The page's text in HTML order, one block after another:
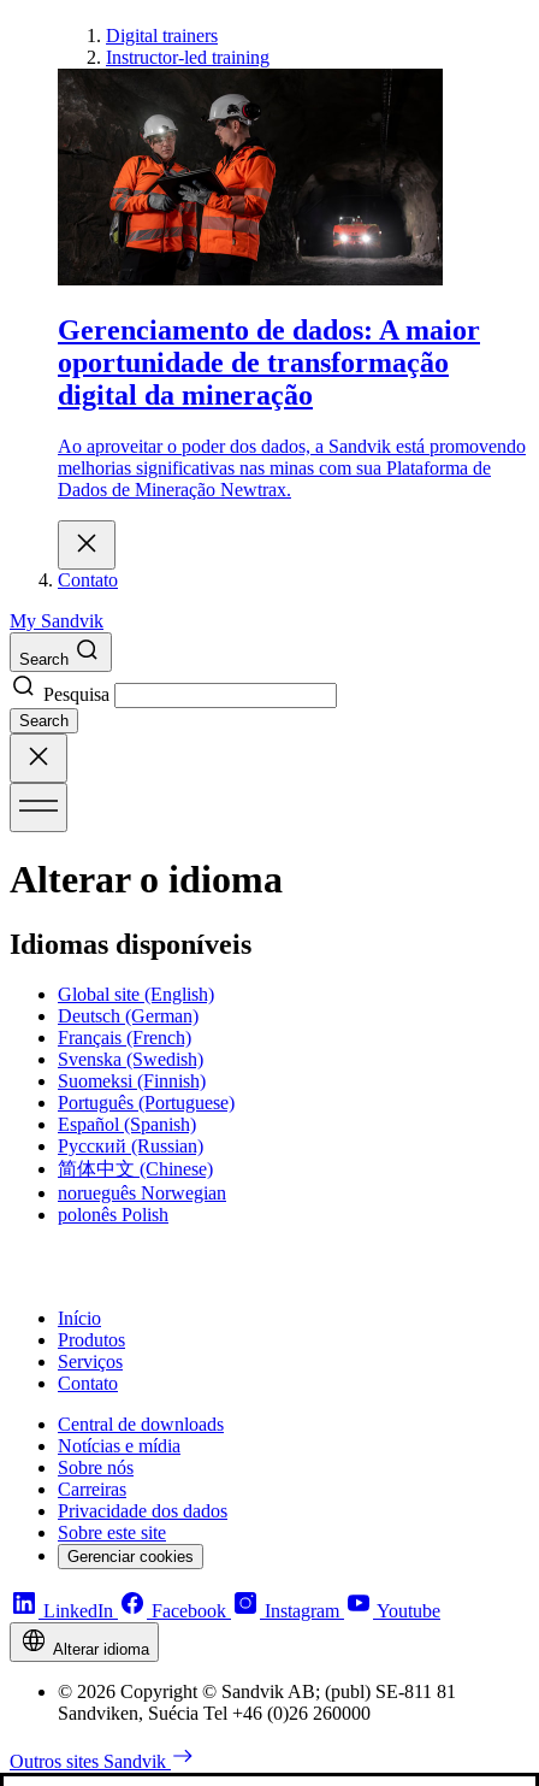
Digital trainers
Instructor-led training
Gerenciamento de dados: A maior
oportunidade de transformação
digital da mineração
Ao aproveitar o poder dos dados, a Sandvik está promovendo
melhorias significativas nas minas com sua Plataforma de
Dados de Mineração Newtrax.
Contato
My Sandvik
Search
Pesquisa
Search
Alterar o idioma
Idiomas disponíveis
Global site (English)
Deutsch (German)
Français (French)
Svenska (Swedish)
Suomeksi (Finnish)
Português (Portuguese)
Español (Spanish)
Русский (Russian)
简体中文 (Chinese)
norueguês Norwegian
polonês Polish
Início
Produtos
Serviços
Contato
Central de downloads
Notícias e mídia
Sobre nós
Carreiras
Privacidade dos dados
Sobre este site
Gerenciar cookies
LinkedIn Facebook Instagram Youtube
Alterar idioma
© 2026 Copyright © Sandvik AB; (publ) SE-811 81
Sandviken, Suécia Tel +46 (0)26 260000
Outros sites Sandvik